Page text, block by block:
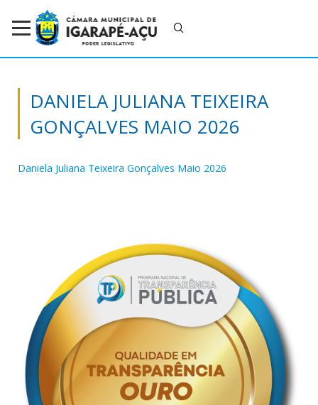
DANIELA JULIANA TEIXEIRA
GONÇALVES MAIO 2026
Daniela Juliana Teixeira Gonçalves Maio 2026